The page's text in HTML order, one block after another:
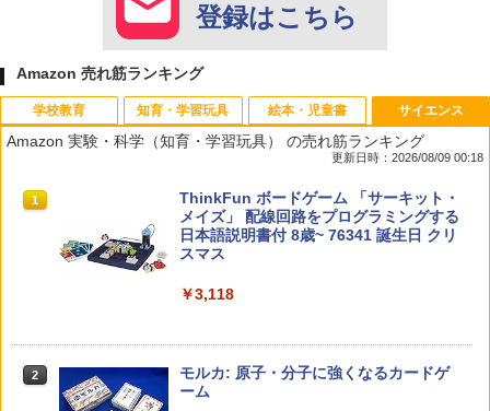
登録はこちら
Amazon 売れ筋ランキング
学校教育
1 教育者のためのコーチング入門
￥2,530
こと (講談社現代新書 2787)
知育・学習玩具
1
Amazon Fire HD 10 キッズモデル (10イ
ンチ) ピンク 対象年齢3歳から 数千点の
キッズコンテンツが1年間使い放題
何回も書ける! れんしゅうボード ひらが
な・カタカナ・すうじ・ABC 3歳以上 知
絵本・児童書
1
タッチペンで音が聞ける!はじめてずかん
1000 英語つき ([バラエティ])
￥5,478
2
中学英語をもう一度ひとつひとつわかり
￥2,750
サイエンス
Amazon 実験・科学（知育・学習玩具） の売れ筋ランキング
更新日時：2026/08/09 00:18
1
ThinkFun ボードゲーム 「サーキット・
メイズ」 配線回路をプログラミングする
日本語説明書付 8歳~ 76341 誕生日 クリ
スマス
￥3,118
2
モルカ: 原子・分子に強くなるカードゲ
ーム